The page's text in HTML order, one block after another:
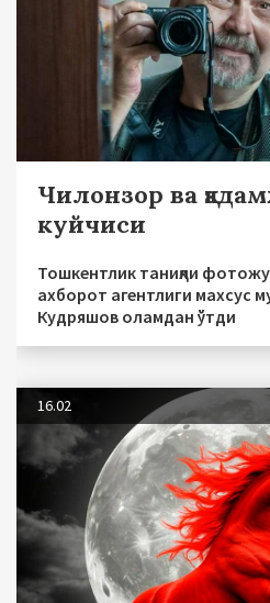
Чилонзор ва
куйчиси
Тошкентлик таниқли
ахборот агентлиги махсус
Кудряшов оламдан ўтди
16.02